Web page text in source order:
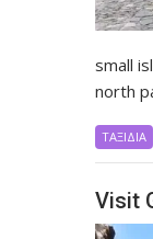
small
north
ΤΑΞΙΔΙΑ
Visit